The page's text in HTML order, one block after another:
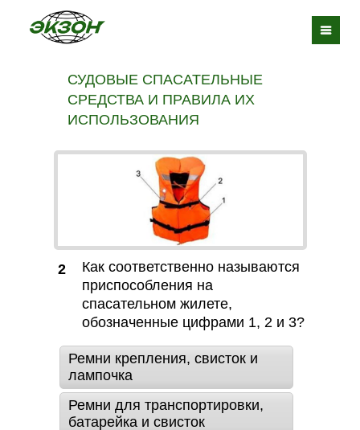
СУДОВЫЕ СПАСАТЕЛЬНЫЕ
СРЕДСТВА И ПРАВИЛА ИХ
ИСПОЛЬЗОВАНИЯ
2
Как соответственно называются
приспособления на
спасательном жилете,
обозначенные цифрами 1, 2 и 3?
Ремни крепления, свисток и
лампочка
Ремни для транспортировки,
батарейка и свисток